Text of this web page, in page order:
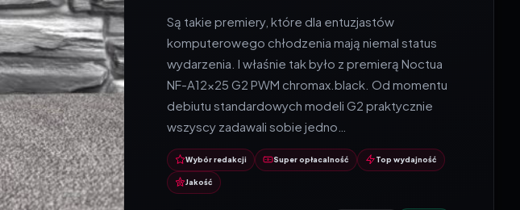
Są takie premiery, które dla entuzjastów
komputerowego chłodzenia mają niemal status
wydarzenia. I właśnie tak było z premierą Noctua
NF-A12x25 G2 PWM chromax.black. Od momentu
debiutu standardowych modeli G2 praktycznie
wszyscy zadawali sobie jedno…
Wybór redakcji Super opłacalność Top wydajność
Jakość